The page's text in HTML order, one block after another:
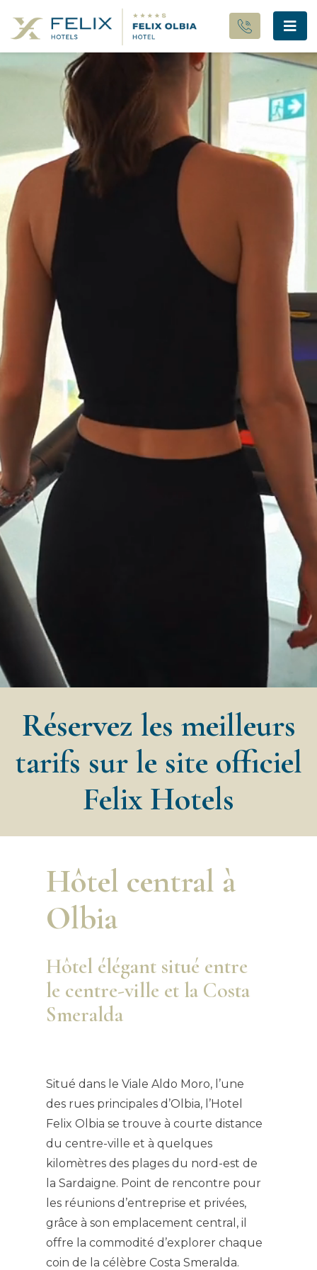
Réservez les meilleurs
tarifs sur le site officiel
Felix Hotels
Hôtel central à
Olbia
Hôtel élégant situé entre
le centre-ville et la Costa
Smeralda
Situé dans le Viale Aldo Moro, l’une
des rues principales d’Olbia, l’Hotel
Felix Olbia se trouve à courte distance
du centre-ville et à quelques
kilomètres des plages du nord-est de
la Sardaigne. Point de rencontre pour
les réunions d’entreprise et privées,
grâce à son emplacement central, il
offre la commodité d’explorer chaque
coin de la célèbre Costa Smeralda.